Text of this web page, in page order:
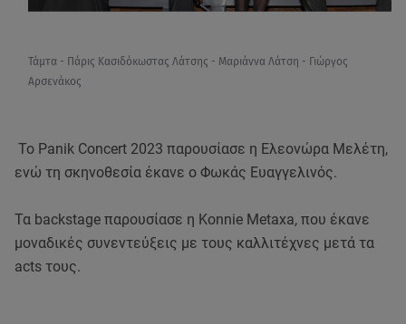
Τάμτα - Πάρις Κασιδόκωστας Λάτσης - Μαριάννα Λάτση - Γιώργος
Αρσενάκος
Το Panik Concert 2023 παρουσίασε η Ελεονώρα Μελέτη,
ενώ τη σκηνοθεσία έκανε ο Φωκάς Ευαγγελινός.
Τα backstage παρουσίασε η Konnie Metaxa, που έκανε
μοναδικές συνεντεύξεις με τους καλλιτέχνες μετά τα
acts τους.